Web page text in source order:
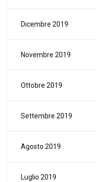
Dicembre 2019
Novembre 2019
Ottobre 2019
Settembre 2019
Agosto 2019
Luglio 2019